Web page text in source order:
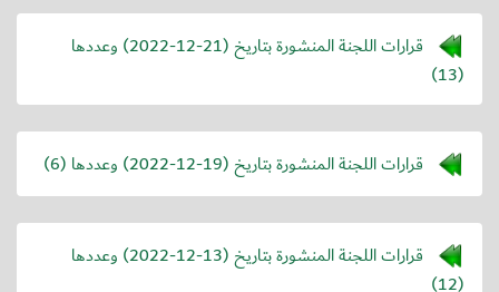
قرارات اللجنة المنشورة بتاريخ (2022-12-21) وعددها
(13)
قرارات اللجنة المنشورة بتاريخ (2022-12-19) وعددها (6)
قرارات اللجنة المنشورة بتاريخ (2022-12-13) وعددها
(12)